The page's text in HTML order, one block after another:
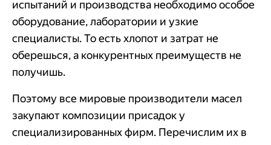
испытаний и производства необходимо особое
оборудование, лаборатории и узкие
специалисты. То есть хлопот и затрат не
оберешься, а конкурентных преимуществ не
получишь.
Поэтому все мировые производители масел
закупают композиции присадок у
специализированных фирм. Перечислим их в